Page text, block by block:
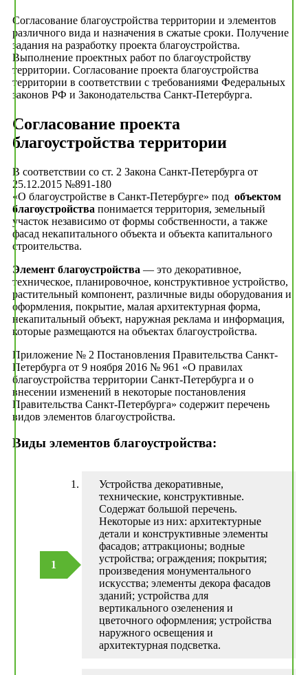
Согласование благоустройства территории и элементов
различного вида и назначения в сжатые сроки. Получение
задания на разработку проекта благоустройства.
Выполнение проектных работ по благоустройству
территории. Согласование проекта благоустройства
территории в соответствии с требованиями Федеральных
законов РФ и Законодательства Санкт-Петербурга.
Согласование проекта
благоустройства территории
В соответствии со ст. 2 Закона Санкт-Петербурга от
25.12.2015 №891-180
«О благоустройстве в Санкт-Петербурге» под объектом
благоустройства понимается территория, земельный
участок независимо от формы собственности, а также
фасад некапитального объекта и объекта капитального
строительства.
Элемент благоустройства — это декоративное,
техническое, планировочное, конструктивное устройство,
растительный компонент, различные виды оборудования и
оформления, покрытие, малая архитектурная форма,
некапитальный объект, наружная реклама и информация,
которые размещаются на объектах благоустройства.
Приложение № 2 Постановления Правительства Санкт-
Петербурга от 9 ноября 2016 № 961 «О правилах
благоустройства территории Санкт-Петербурга и о
внесении изменений в некоторые постановления
Правительства Санкт-Петербурга» содержит перечень
видов элементов благоустройства.
Виды элементов благоустройства:
Устройства декоративные,
технические, конструктивные.
Содержат большой перечень.
Некоторые из них: архитектурные
детали и конструктивные элементы
фасадов; аттракционы; водные
устройства; ограждения; покрытия;
произведения монументального
искусства; элементы декора фасадов
зданий; устройства для
вертикального озеленения и
цветочного оформления; устройства
наружного освещения и
архитектурная подсветка.